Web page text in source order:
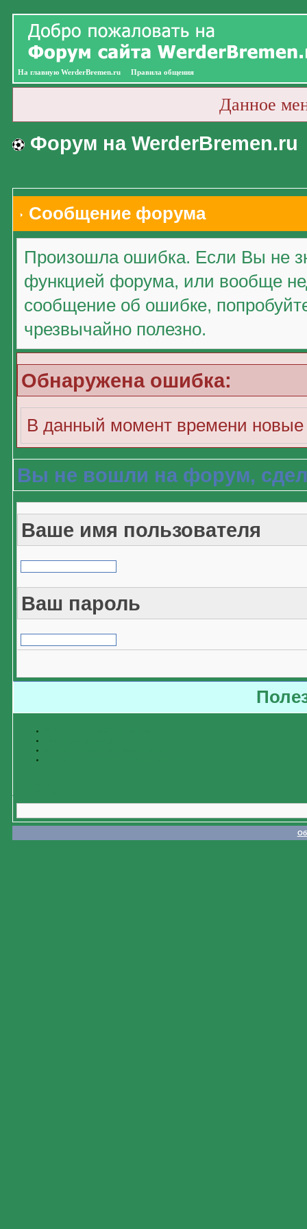
На главную WerderBremen.ru Правила общения
Данное
Форум на WerderBremen.ru
Сообщение форума
Произошла ошибка. Если Вы не
функцией форума, или вообще
сообщение об ошибке,
чрезвычайно полезно.
Обнаружена ошибка:
В данный момент времени новые
Вы не вошли на форум,
Ваше имя пользователя
Ваш пароль